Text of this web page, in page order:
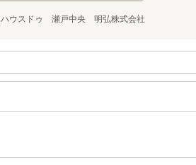
ハウスドゥ 瀬戸中央 明弘株式会社